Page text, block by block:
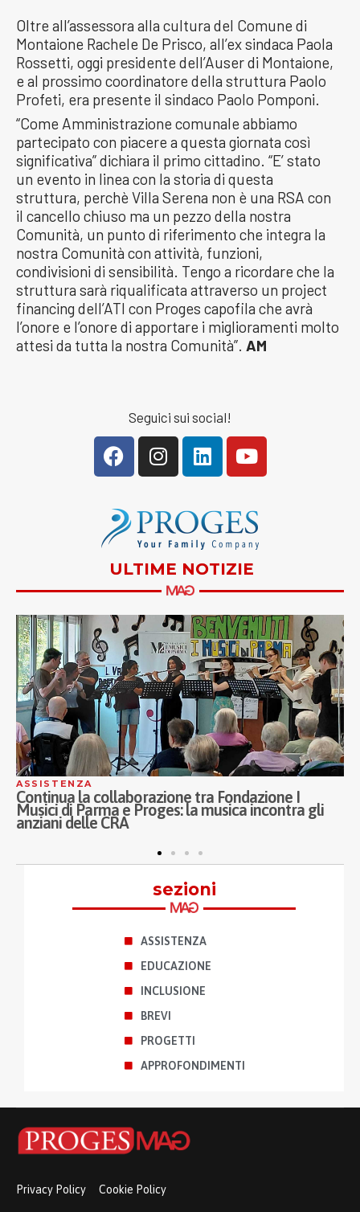
Oltre all’assessora alla cultura del Comune di
Montaione Rachele De Prisco, all’ex sindaca Paola
Rossetti, oggi presidente dell’Auser di Montaione,
e al prossimo coordinatore della struttura Paolo
Profeti, era presente il sindaco Paolo Pomponi.
“Come Amministrazione comunale abbiamo
partecipato con piacere a questa giornata così
significativa” dichiara il primo cittadino. “E’ stato
un evento in linea con la storia di questa
struttura, perchè Villa Serena non è una RSA con
il cancello chiuso ma un pezzo della nostra
Comunità, un punto di riferimento che integra la
nostra Comunità con attività, funzioni,
condivisioni di sensibilità. Tengo a ricordare che la
struttura sarà riqualificata attraverso un project
financing dell’ATI con Proges capofila che avrà
l’onore e l’onore di apportare i miglioramenti molto
attesi da tutta la nostra Comunità”. AM
Seguici sui social!
ULTIME NOTIZIE
la collaborazione tra Fondazione I
di Parma e Proges: la musica incontra gli
delle CRA
Porta
sezioni
ASSISTENZA
EDUCAZIONE
INCLUSIONE
BREVI
PROGETTI
APPROFONDIMENTI
Privacy Policy Cookie Policy